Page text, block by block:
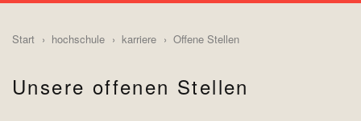
Start hochschule karriere Offene Stellen
Unsere offenen Stellen